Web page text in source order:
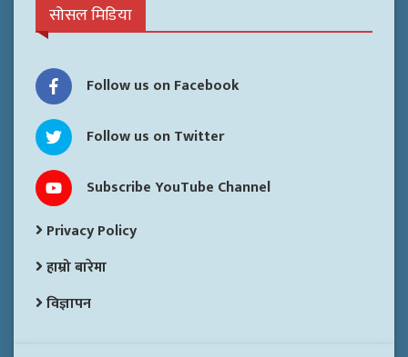
सोसल मिडिया
Follow us on Facebook
Follow us on Twitter
Subscribe YouTube Channel
Privacy Policy
हाम्रो बारेमा
विज्ञापन